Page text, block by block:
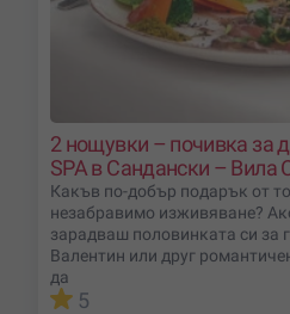
2 нощувки – почивка за
SPA в Сандански – Вила
Какъв по-добър подарък от
незабравимо изживяване?
зарадваш половинката си за
Валентин или друг
да
5